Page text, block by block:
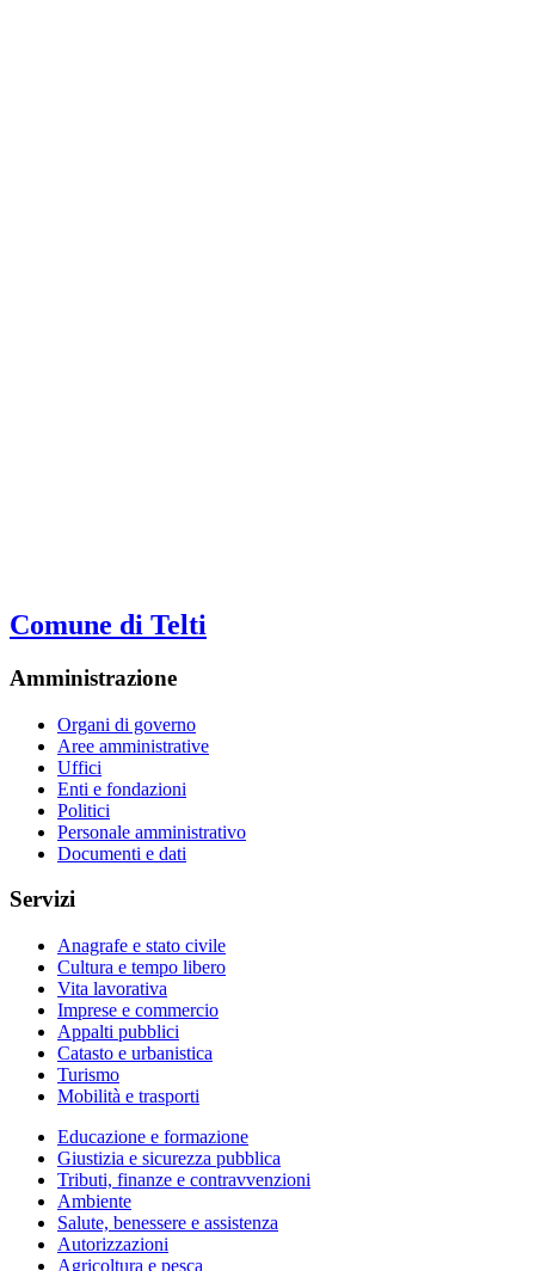
Comune di Telti
Amministrazione
Organi di governo
Aree amministrative
Uffici
Enti e fondazioni
Politici
Personale amministrativo
Documenti e dati
Servizi
Anagrafe e stato civile
Cultura e tempo libero
Vita lavorativa
Imprese e commercio
Appalti pubblici
Catasto e urbanistica
Turismo
Mobilità e trasporti
Educazione e formazione
Giustizia e sicurezza pubblica
Tributi, finanze e contravvenzioni
Ambiente
Salute, benessere e assistenza
Autorizzazioni
Agricoltura e pesca